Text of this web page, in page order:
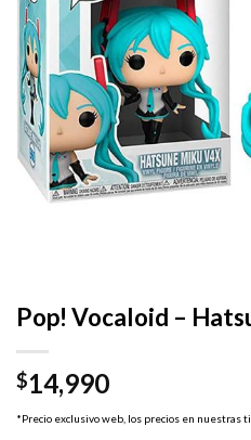
Pop! Vocaloid –
$14,990
*Precio exclusivo web, los precios en nuestras